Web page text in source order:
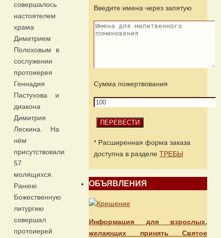
совершалось
настоятелем
храма
Димитрием
Полоховым в
сослужении
протоиерея
Геннадия
Пастухова и
диакона
Димитрия
Лескина. На
нём
присутствовали
57
молящихся.
Ранюю
Божественную
литургию
совершал
протоиерей
Введите имена через запятую
Сумма пожертвования
* Расширенная форма заказа
доступна в разделе ТРЕБЫ
ОБЪЯВЛЕНИЯ
Информация для взрослых,
желающих принять Святое